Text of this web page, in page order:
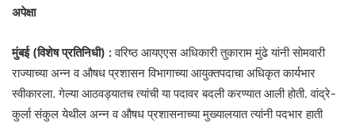
अपेक्षा
मुंबई (विशेष प्रतिनिधी) :वरिष्ठ आयएएस अधिकारीतुकाराम मुंढेयांनी सोमवारी
राज्याच्या अन्न व औषध प्रशासन विभागाच्या आयुक्तपदाचा अधिकृत कार्यभार
स्वीकारला. गेल्या आठवड्यातच त्यांची या पदावर बदली करण्यात आली होती. वांद्रे-
कुर्ला संकुल येथील अन्न व औषध प्रशासनाच्या मुख्यालयात त्यांनी पदभार हाती